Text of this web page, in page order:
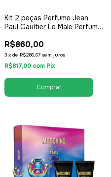
Kit 2 peças Perfume Jean
Paul Gaultier Le Male Perfume
Eau de Toilette - Masculino
R$860,00
3 x de R$286,67 sem juros
R$817,00 com Pix